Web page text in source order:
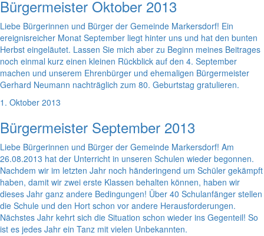
Bürgermeister Oktober 2013
Liebe Bürgerinnen und Bürger der Gemeinde Markersdorf! Ein
ereignisreicher Monat September liegt hinter uns und hat den bunten
Herbst eingeläutet. Lassen Sie mich aber zu Beginn meines Beitrages
noch einmal kurz einen kleinen Rückblick auf den 4. September
machen und unserem Ehrenbürger und ehemaligen Bürgermeister
Gerhard Neumann nachträglich zum 80. Geburtstag gratulieren.
1. Oktober 2013
Bürgermeister September 2013
Liebe Bürgerinnen und Bürger der Gemeinde Markersdorf! Am
26.08.2013 hat der Unterricht in unseren Schulen wieder begonnen.
Nachdem wir im letzten Jahr noch händeringend um Schüler gekämpft
haben, damit wir zwei erste Klassen behalten können, haben wir
dieses Jahr ganz andere Bedingungen! Über 40 Schulanfänger stellen
die Schule und den Hort schon vor andere Herausforderungen.
Nächstes Jahr kehrt sich die Situation schon wieder ins Gegenteil! So
ist es jedes Jahr ein Tanz mit vielen Unbekannten.